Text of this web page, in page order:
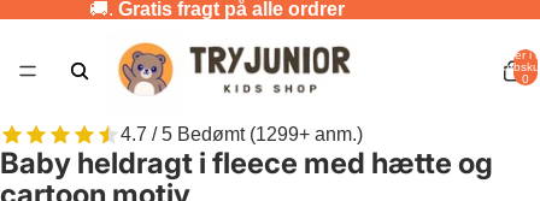
🚚. Gratis fragt på alle ordrer
Varer i
0
4.7 / 5 Bedømt (1299+ anm.)
Baby heldragt i fleece med hætte og